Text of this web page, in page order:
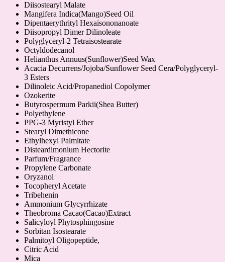
Diisostearyl Malate
Mangifera Indica(Mango)Seed Oil
Dipentaerythrityl Hexaisononanoate
Diisopropyl Dimer Dilinoleate
Polyglyceryl-2 Tetraisostearate
Octyldodecanol
Helianthus Annuus(Sunflower)Seed Wax
Acacia Decurrens/Jojoba/Sunflower Seed Cera/Polyglyceryl-
3 Esters
Dilinoleic Acid/Propanediol Copolymer
Ozokerite
Butyrospermum Parkii(Shea Butter)
Polyethylene
PPG-3 Myristyl Ether
Stearyl Dimethicone
Ethylhexyl Palmitate
Disteardimonium Hectorite
Parfum/Fragrance
Propylene Carbonate
Oryzanol
Tocopheryl Acetate
Tribehenin
Ammonium Glycyrrhizate
Theobroma Cacao(Cacao)Extract
Salicyloyl Phytosphingosine
Sorbitan Isostearate
Palmitoyl Oligopeptide,
Citric Acid
Mica